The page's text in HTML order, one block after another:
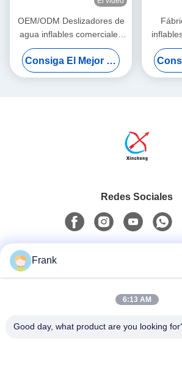
OEM/ODM Deslizadores de
agua inflables comerciales
Deslizadores de agua
inflables con piscinaConsiga El Mejor Precio
doble
Redes Sociales
0086-13711630819
Frank
6:13 AM
Good day, what product are you looking